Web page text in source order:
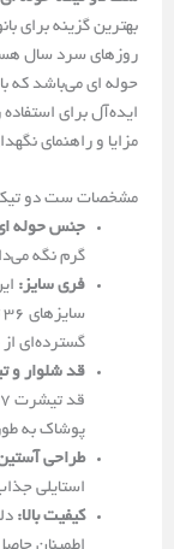
بهترین گزینه برای
روزهای سرد سال
حوله ای می‌باشد که
ایده‌آل برای
مزایا و راهنمای
مشخصات ست دو تیکه
جنس حوله
گرم نگه
فری سایز:
گسترده‌ای از
قد شلوار و
پوشاک به
طراحی
استایلی
کیفیت بالا: